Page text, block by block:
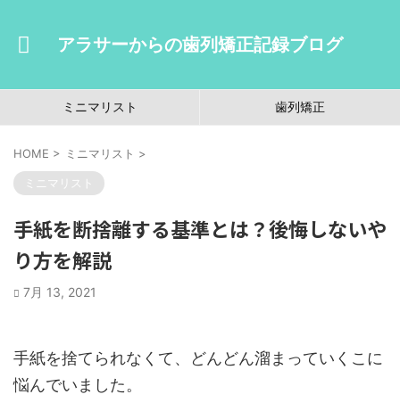
アラサーからの歯列矯正記録ブログ
ミニマリスト 歯列矯正
HOME > ミニマリスト >
ミニマリスト
手紙を断捨離する基準とは？後悔しないや
り方を解説
7月 13, 2021
手紙を捨てられなくて、どんどん溜まっていくこに
悩んでいました。